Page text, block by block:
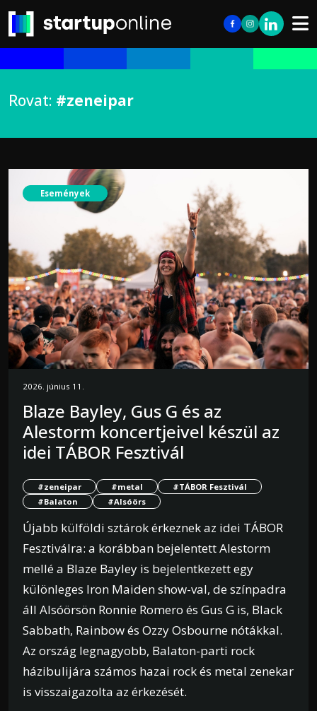
Rovat: #zeneipar
Események
2026. június 11.
Blaze Bayley, Gus G és az
Alestorm koncertjeivel készül az
idei TÁBOR Fesztivál
#zeneipar #metal
#TÁBOR Fesztivál
#Balaton
#Alsóörs
Újabb külföldi sztárok érkeznek az idei TÁBOR
Fesztiválra: a korábban bejelentett Alestorm
mellé a Blaze Bayley is bejelentkezett egy
különleges Iron Maiden show-val, de színpadra
áll Alsóörsön Ronnie Romero és Gus G is, Black
Sabbath, Rainbow és Ozzy Osbourne nótákkal.
Az ország legnagyobb, Balaton-parti rock
házibulijára számos hazai rock és metal zenekar
is visszaigazolta az érkezését.